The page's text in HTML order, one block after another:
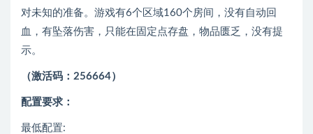
对未知的准备。游戏有6个区域160个房间，没有自动回
血，有坠落伤害，只能在固定点存盘，物品匮乏，没有提
示。
（激活码：256664）
配置要求：
最低配置: